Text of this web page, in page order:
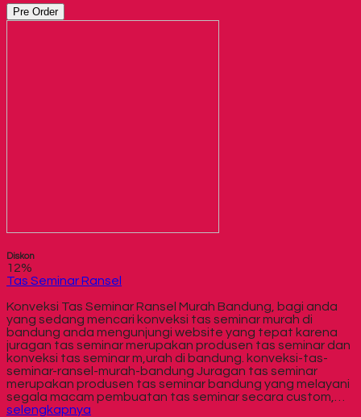
Pre Order
Diskon
12%
Tas Seminar Ransel
Konveksi Tas Seminar Ransel Murah Bandung, bagi anda
yang sedang mencari konveksi tas seminar murah di
bandung anda mengunjungi website yang tepat karena
juragan tas seminar merupakan produsen tas seminar dan
konveksi tas seminar m,urah di bandung. konveksi-tas-
seminar-ransel-murah-bandung Juragan tas seminar
merupakan produsen tas seminar bandung yang melayani
segala macam pembuatan tas seminar secara custom,…
selengkapnya